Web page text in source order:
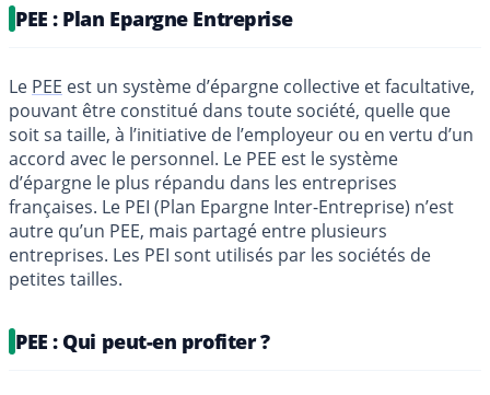
PEE : Plan Epargne Entreprise
Le PEE est un système d’épargne collective et facultative,
pouvant être constitué dans toute société, quelle que
soit sa taille, à l’initiative de l’employeur ou en vertu d’un
accord avec le personnel. Le PEE est le système
d’épargne le plus répandu dans les entreprises
françaises. Le PEI (Plan Epargne Inter-Entreprise) n’est
autre qu’un PEE, mais partagé entre plusieurs
entreprises. Les PEI sont utilisés par les sociétés de
petites tailles.
PEE : Qui peut-en profiter ?